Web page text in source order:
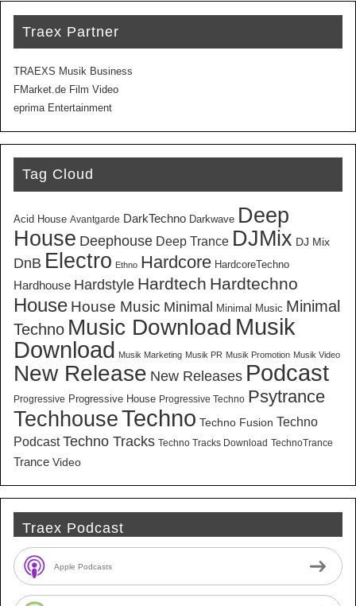
Traex Partner
TRAEXS Musik Business
FMarket.de Film Video
eprima Entertainment
Tag Cloud
Acid House Avantgarde DarkTechno Darkwave Deep
House Deephouse Deep Trance DJMix DJ Mix
DnB Electro Ethno Hardcore HardcoreTechno
Hardhouse Hardstyle Hardtech Hardtechno
House House Music Minimal Minimal Music Minimal
Techno Music Download Musik
Download Musik Marketing Musik PR Musik Promotion Musik Video
New Release New Releases Podcast
Progressive Progressive House Progressive Techno Psytrance
TechhouseTechno Techno Fusion Techno
Podcast Techno Tracks Techno Tracks Download TechnoTrance
Trance Video
Traex Podcast
Apple Podcasts